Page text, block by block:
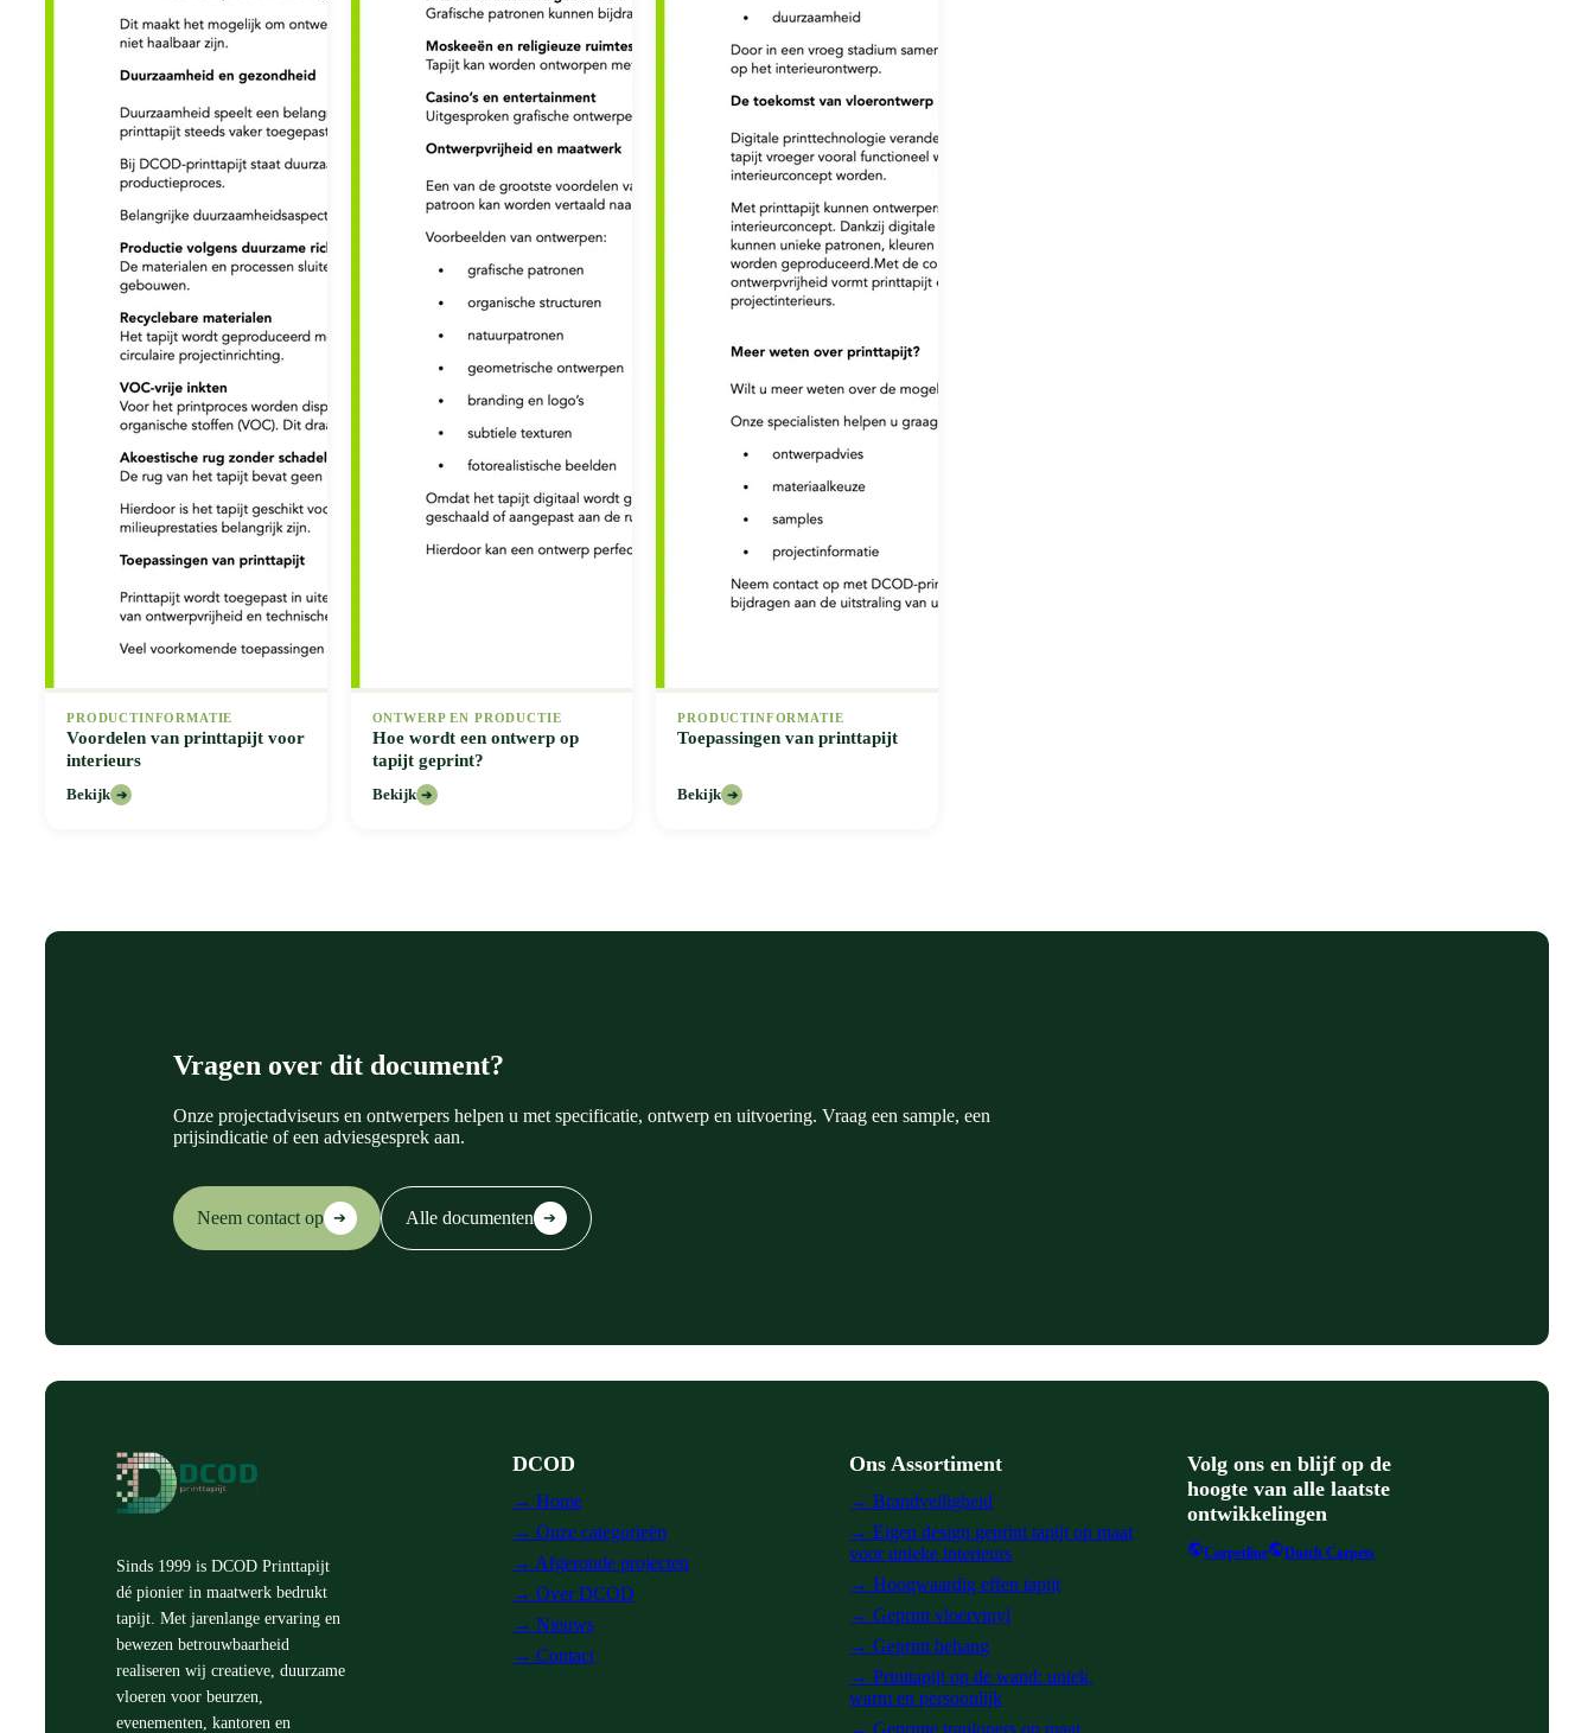
PRODUCTINFORMATIE
Voordelen van printtapijt voor
interieurs
Bekijk ➔
ONTWERP EN PRODUCTIE
Hoe wordt een ontwerp op
tapijt geprint?
Bekijk ➔
PRODUCTINFORMATIE
Toepassingen van printtapijt
Bekijk ➔
Vragen over dit document?
Onze projectadviseurs en ontwerpers helpen u met specificatie, ontwerp en uitvoering. Vraag een sample, een
prijsindicatie of een adviesgesprek aan.
Neem contact op ➔ Alle documenten ➔
Sinds 1999 is DCOD Printtapijt
dé pionier in maatwerk bedrukt
tapijt. Met jarenlange ervaring en
bewezen betrouwbaarheid
realiseren wij creatieve, duurzame
vloeren voor beurzen,
evenementen, kantoren en
DCOD
→ Home
→ Onze categorieën
→ Afgeronde projecten
→ Over DCOD
→ Nieuws
→ Contact
Ons Assortiment
→ Brandveiligheid
→ Eigen design geprint tapijt op maat
voor unieke interieurs
→ Hoogwaardig effen tapijt
→ Geprint vloervinyl
→ Geprint behang
→ Printtapijt op de wand: uniek,
warm en persoonlijk
→ Geprinte traplopers op maat
Volg ons en blijf op de
hoogte van alle laatste
ontwikkelingen
Carpetline Dutch Carpets